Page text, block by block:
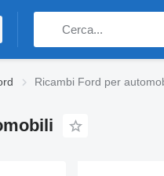
Ricambi Ford per